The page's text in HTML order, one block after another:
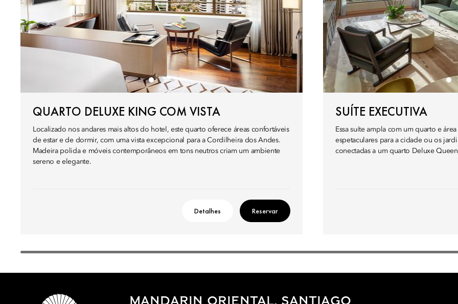
QUARTO DELUXE KING COM VISTA
Localizado nos andares mais altos do hotel, este quarto oferece áreas confortáveis
de estar e de dormir, com uma vista excepcional para a Cordilheira dos Andes.
Madeira polida e móveis contemporâneos em tons neutros criam um ambiente
sereno e elegante.
Detalhes Reservar
SUÍTE EXECUTIVA
Essa suíte ampla com um quarto e
espetaculares para a cidade ou os
conectadas a um quarto Deluxe